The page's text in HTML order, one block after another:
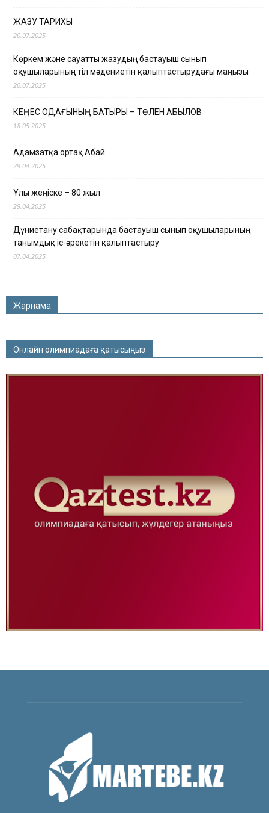
ЖАЗУ ТАРИХЫ
20.07.2025
Көркем және сауатты жазудың бастауыш сынып
оқушыларының тіл мәдениетін қалыптастырудағы маңызы
20.07.2025
КЕҢЕС ОДАҒЫНЫҢ БАТЫРЫ – ТӨЛЕН ҚАБЫЛОВ
18.05.2025
Адамзатқа ортақ Абай
29.04.2025
Ұлы жеңіске – 80 жыл
29.04.2025
Дүниетану сабақтарында бастауыш сынып оқушыларының
танымдық іс-әрекетін қалыптастыру
07.04.2025
Жарнама
Онлайн олимпиадаға қатысыңыз